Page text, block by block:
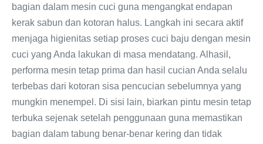
bagian dalam mesin cuci guna mengangkat endapan
kerak sabun dan kotoran halus. Langkah ini secara aktif
menjaga higienitas setiap proses cuci baju dengan mesin
cuci yang Anda lakukan di masa mendatang. Alhasil,
performa mesin tetap prima dan hasil cucian Anda selalu
terbebas dari kotoran sisa pencucian sebelumnya yang
mungkin menempel. Di sisi lain, biarkan pintu mesin tetap
terbuka sejenak setelah penggunaan guna memastikan
bagian dalam tabung benar-benar kering dan tidak